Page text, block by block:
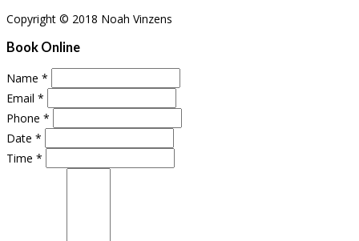
Copyright © 2018 Noah Vinzens
Book Online
Name *
Email *
Phone *
Date *
Time *